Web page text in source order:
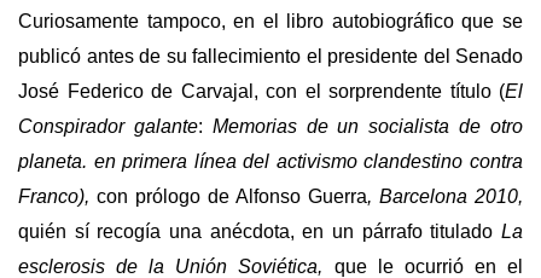
Curiosamente tampoco, en el libro autobiográfico que se
publicó antes de su fallecimiento el presidente del Senado
José Federico de Carvajal, con el sorprendente título (El
Conspirador galante: Memorias de un socialista de otro
planeta. en primera línea del activismo clandestino contra
Franco), con prólogo de Alfonso Guerra, Barcelona 2010,
quién sí recogía una anécdota, en un párrafo titulado La
esclerosis de la Unión Soviética, que le ocurrió en el